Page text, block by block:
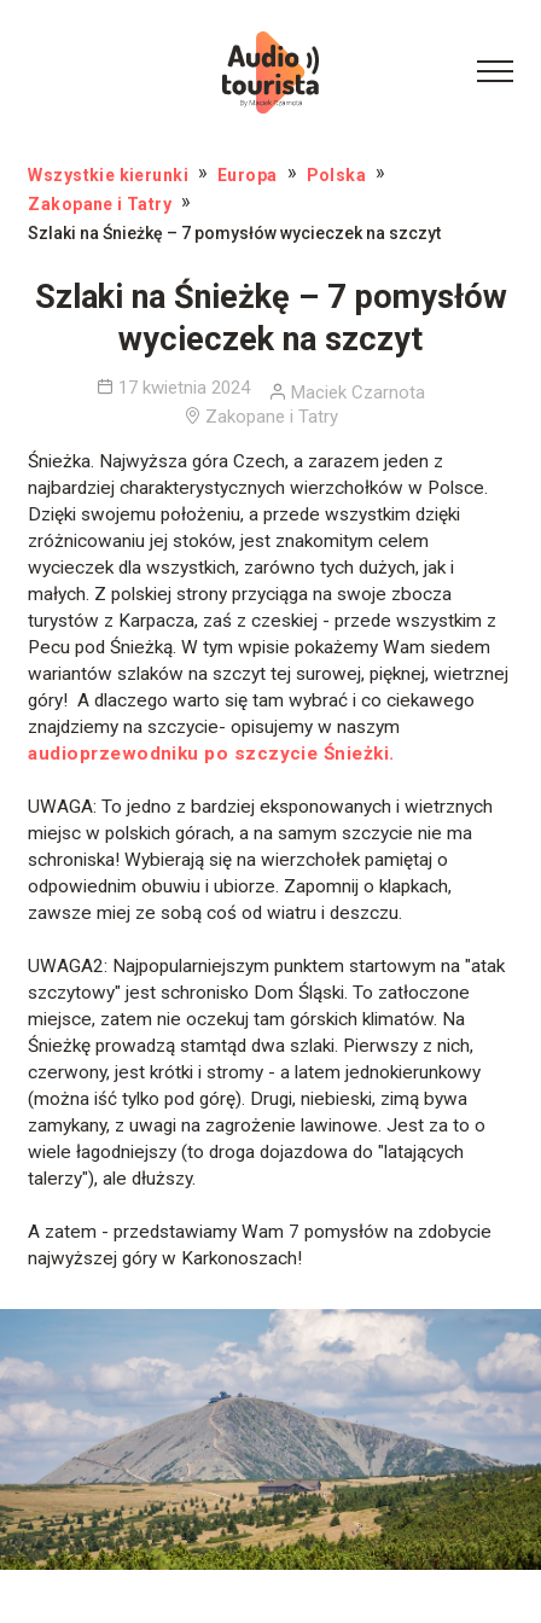
Wszystkie kierunki Europa
Polska
Zakopane i Tatry
Szlaki na Śnieżkę – 7 pomysłów wycieczek na szczyt
Szlaki na Śnieżkę – 7 pomysłów
wycieczek na szczyt
17 kwietnia 2024
Maciek Czarnota
Zakopane i Tatry
Śnieżka. Najwyższa góra Czech, a zarazem jeden z
najbardziej charakterystycznych wierzchołków w Polsce.
Dzięki swojemu położeniu, a przede wszystkim dzięki
zróżnicowaniu jej stoków, jest znakomitym celem
wycieczek dla wszystkich, zarówno tych dużych, jak i
małych. Z polskiej strony przyciąga na swoje zbocza
turystów z Karpacza, zaś z czeskiej - przede wszystkim z
Pecu pod Śnieżką. W tym wpisie pokażemy Wam siedem
wariantów szlaków na szczyt tej surowej, pięknej, wietrznej
góry! A dlaczego warto się tam wybrać i co ciekawego
znajdziemy na szczycie- opisujemy w naszym
audioprzewodniku po szczycie Śnieżki.
UWAGA: To jedno z bardziej eksponowanych i wietrznych
miejsc w polskich górach, a na samym szczycie nie ma
schroniska! Wybierają się na wierzchołek pamiętaj o
odpowiednim obuwiu i ubiorze. Zapomnij o klapkach,
zawsze miej ze sobą coś od wiatru i deszczu.
UWAGA2: Najpopularniejszym punktem startowym na "atak
szczytowy" jest schronisko Dom Śląski. To zatłoczone
miejsce, zatem nie oczekuj tam górskich klimatów. Na
Śnieżkę prowadzą stamtąd dwa szlaki. Pierwszy z nich,
czerwony, jest krótki i stromy - a latem jednokierunkowy
(można iść tylko pod górę). Drugi, niebieski, zimą bywa
zamykany, z uwagi na zagrożenie lawinowe. Jest za to o
wiele łagodniejszy (to droga dojazdowa do "latających
talerzy"), ale dłuższy.
A zatem - przedstawiamy Wam 7 pomysłów na zdobycie
najwyższej góry w Karkonoszach!